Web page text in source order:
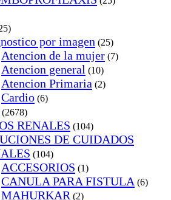
por imagen (25)
Atencion de la mujer (7)
Atencion general (10)
Atencion Primaria (2)
Cardio (6)
(2678)
RENALES (104)
DE CUIDADOS
(104)
ACCESORIOS (1)
CANULA PARA FISTULA (6)
MAHURKAR (2)